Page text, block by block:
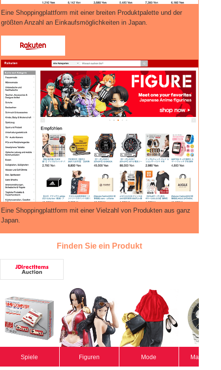
Eine Shoppingplattform mit einer breiten Produktpalette und der
größten Anzahl an Einkaufsmöglichkeiten in Japan.
Eine Shoppingplattform mit einer Vielzahl von Produkten aus ganz
Japan.
Finden Sie ein Produkt
Spiele Figuren Mode